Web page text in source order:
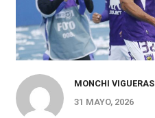
MONCHI VIGUERAS
31 MAYO, 2026